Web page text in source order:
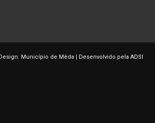
Município de Mêda | Desenvolvido pela ADSI